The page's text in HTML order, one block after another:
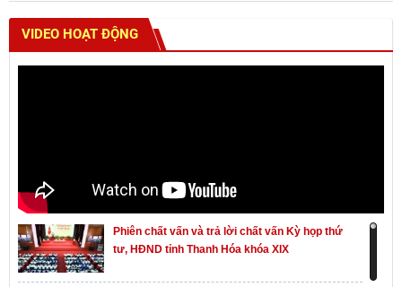
VIDEO HOẠT ĐỘNG
Phiên chất vấn và trả lời chất vấn Kỳ họp thứ
tư, HĐND tỉnh Thanh Hóa khóa XIX